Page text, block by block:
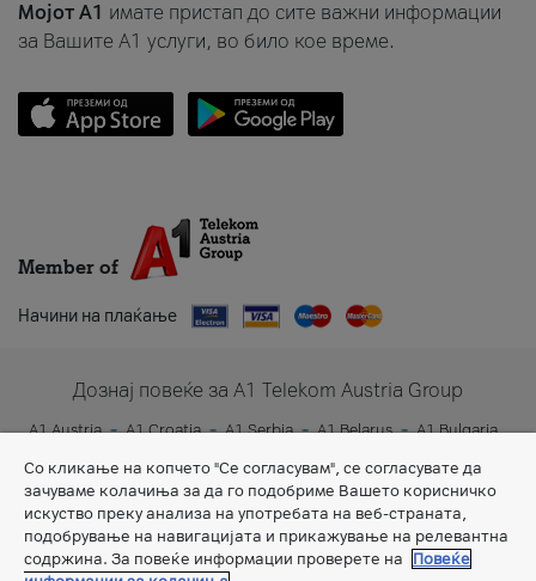
Мојот A1 имате пристап до сите важни информации
за Вашите A1 услуги, во било кое време.
Member of
Начини на плаќање
Дознај повеќе за A1 Telekom Austria Group
A1 Austria A1 Croatia A1 Serbia A1 Belarus
A1 Bulgaria
Со кликање на копчето "Се согласувам", се согласувате да
зачуваме колачиња за да го подобриме Вашето корисничко
искуство преку анализа на употребата на веб-страната,
подобрување на навигацијата и прикажување на релевантна
содржина. За повеќе информации проверете на
Повеќе